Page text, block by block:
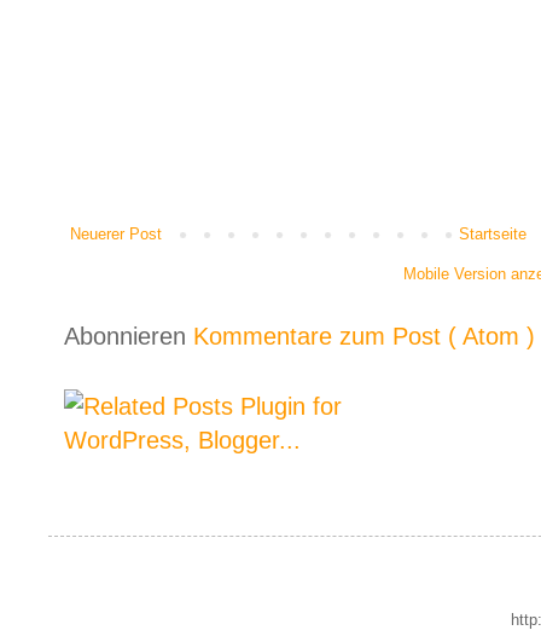
Neuerer Post Startseite
Mobile Version
Abonnieren Kommentare zum Post ( Atom )